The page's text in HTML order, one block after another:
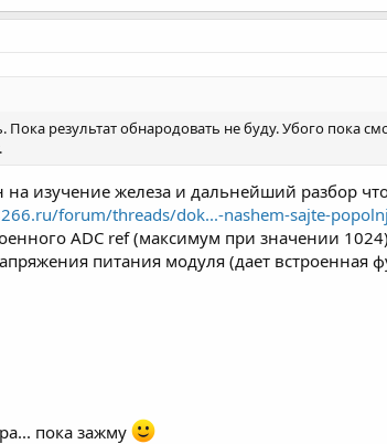
результат обнародовать не буду. Убого пока
на изучение железа и дальнейший разбор
forum/threads/dok...-nashem-sajte-
ADC ref (максимум при значении
питания модуля (дает встроенная
пока зажму